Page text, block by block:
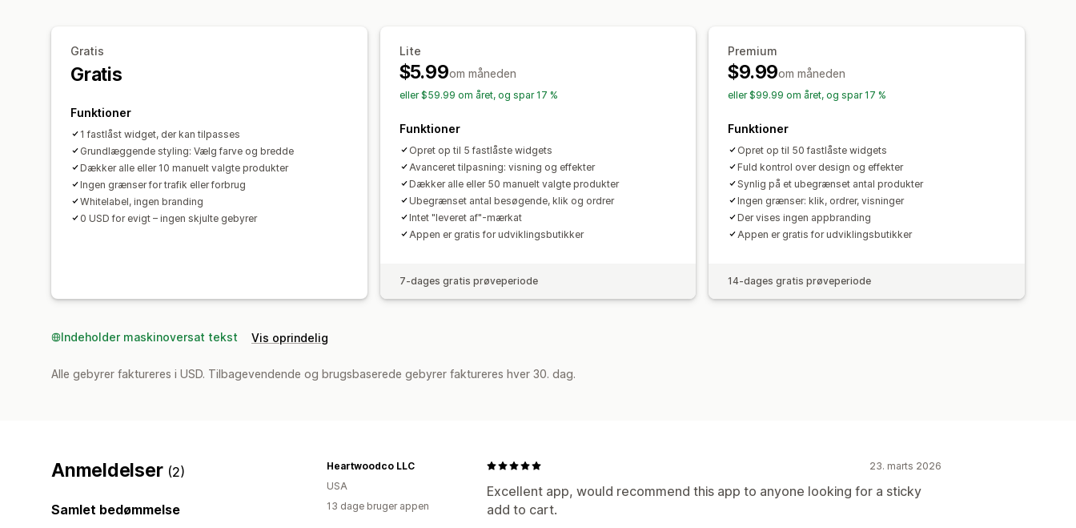
Gratis
Gratis
Funktioner
1 fastlåst widget, der kan tilpasses
Grundlæggende styling: Vælg farve og bredde
Dækker alle eller 10 manuelt valgte produkter
Ingen grænser for trafik eller forbrug
Whitelabel, ingen branding
0 USD for evigt – ingen skjulte gebyrer
Lite
$5.99om måneden
eller $59.99 om året, og spar 17 %
Funktioner
Opret op til 5 fastlåste widgets
Avanceret tilpasning: visning og effekter
Dækker alle eller 50 manuelt valgte produkter
Ubegrænset antal besøgende, klik og ordrer
Intet "leveret af"-mærkat
Appen er gratis for udviklingsbutikker
7-dages gratis prøveperiode
Premium
$9.99om måneden
eller $99.99 om året, og spar 17 %
Funktioner
Opret op til 50 fastlåste widgets
Fuld kontrol over design og effekter
Synlig på et ubegrænset antal produkter
Ingen grænser: klik, ordrer, visninger
Der vises ingen appbranding
Appen er gratis for udviklingsbutikker
14-dages gratis prøveperiode
Indeholder maskinoversat tekst Vis oprindelig
Alle gebyrer faktureres i USD. Tilbagevendende og brugsbaserede gebyrer faktureres hver 30. dag.
Anmeldelser (2)
Samlet bedømmelse
23. marts 2026
Excellent app, would recommend this app to anyone looking for a sticky
add to cart.
Heartwoodco LLC
USA
13 dage bruger appen